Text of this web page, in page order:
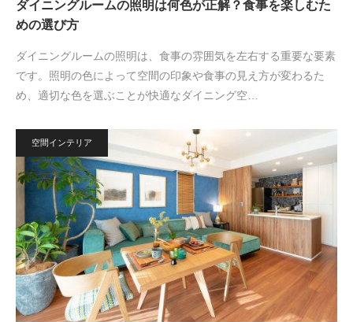
ダイニングルームの照明は何色が正解？食事を楽しむた
めの選び方
ダイニングルームの照明は、食事の雰囲気を左右する重要な要素
です。照明の色によって空間の印象や食事の見え方が変わるた
め、適切な色を選ぶことが快適なダイニング空…
空間インテリア